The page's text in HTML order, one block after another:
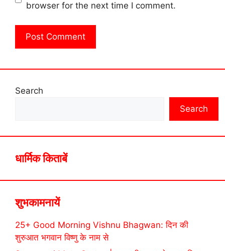
browser for the next time I comment.
Search
Search
धार्मिक किताबें
शुभकामनायें
25+ Good Morning Vishnu Bhagwan: दिन की
शुरुआत भगवान विष्णु के नाम से